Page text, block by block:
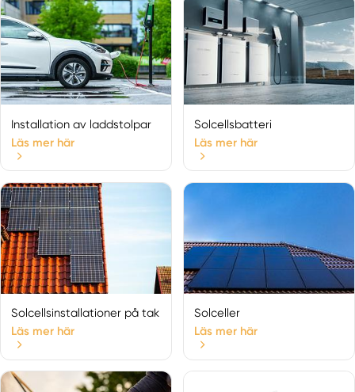
Installation av laddstolpar
Läs mer här
Solcellsbatteri
Läs mer här
Solcellsinstallationer på tak
Läs mer här
Solceller
Läs mer här